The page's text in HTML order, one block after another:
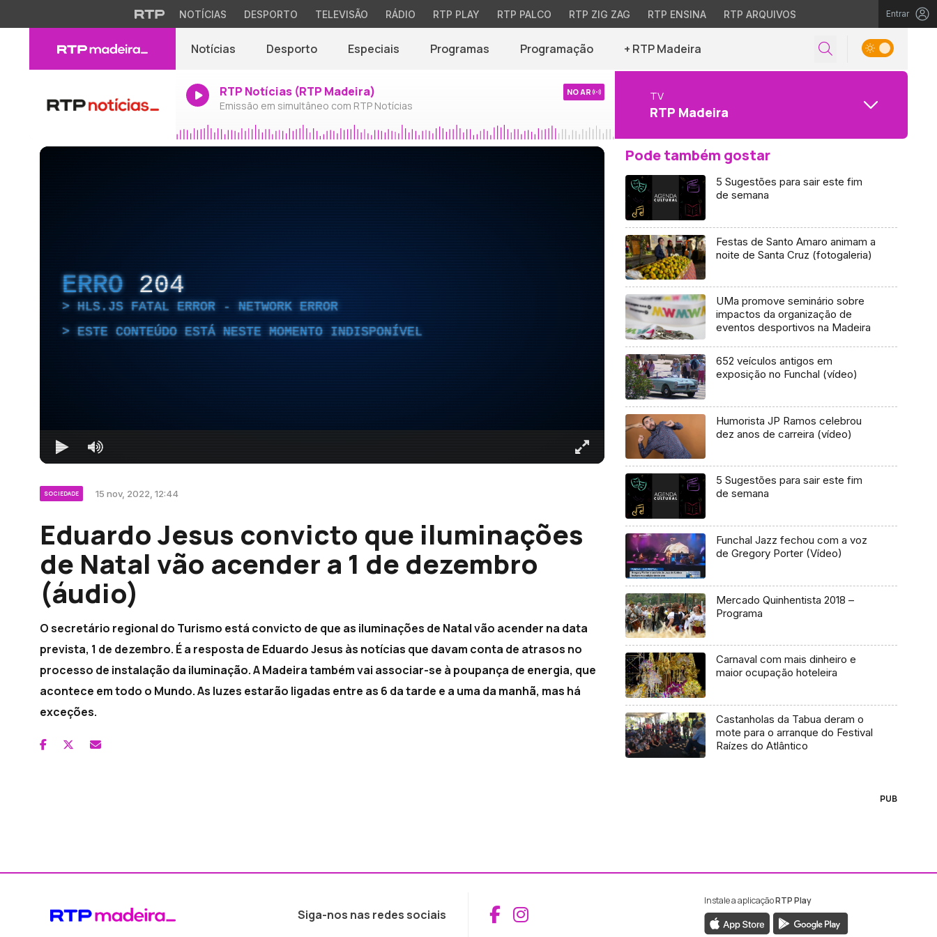
NOTÍCIAS DESPORTO TELEVISÃO RÁDIO RTP PLAY RTP PALCO RTP ZIG ZAG RTP ENSINA RTP ARQUIVOS Entrar
Notícias Desporto Especiais Programas Programação + RTP Madeira
RTP Notícias (RTP Madeira)
Emissão em simultâneo com RTP Notícias
NO AR TV
RTP Madeira
ERRO 204
HLS.JS FATAL ERROR - NETWORK ERROR
ESTE CONTEÚDO ESTÁ NESTE MOMENTO INDISPONÍVEL
SOCIEDADE 15 nov, 2022, 12:44
Eduardo Jesus convicto que iluminações
de Natal vão acender a 1 de dezembro
(áudio)
O secretário regional do Turismo está convicto de que as iluminações de Natal vão acender na data
prevista, 1 de dezembro. É a resposta de Eduardo Jesus às notícias que davam conta de atrasos no
processo de instalação da iluminação. A Madeira também vai associar-se à poupança de energia, que
acontece em todo o Mundo. As luzes estarão ligadas entre as 6 da tarde e a uma da manhã, mas há
exceções.
Pode também gostar
5 Sugestões para sair este fim
de semana
Festas de Santo Amaro animam a
noite de Santa Cruz (fotogaleria)
UMa promove seminário sobre
impactos da organização de
eventos desportivos na Madeira
652 veículos antigos em
exposição no Funchal (vídeo)
Humorista JP Ramos celebrou
dez anos de carreira (vídeo)
5 Sugestões para sair este fim
de semana
Funchal Jazz fechou com a voz
de Gregory Porter (Vídeo)
Mercado Quinhentista 2018 –
Programa
Carnaval com mais dinheiro e
maior ocupação hoteleira
Castanholas da Tabua deram o
mote para o arranque do Festival
Raízes do Atlântico
PUB
Siga-nos nas redes sociais Aceder ao Facebook da RTP Madeira
Aceder ao Instagram da RTP Madeira
Instale a aplicaçãoRTP Play